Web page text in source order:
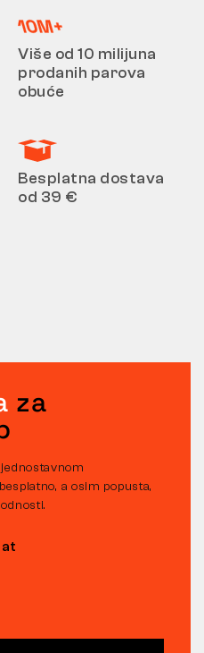
Više od 10 milijuna
prodanih parova
obuće
Besplatna dostava
od 39 €
za
a osim popusta,